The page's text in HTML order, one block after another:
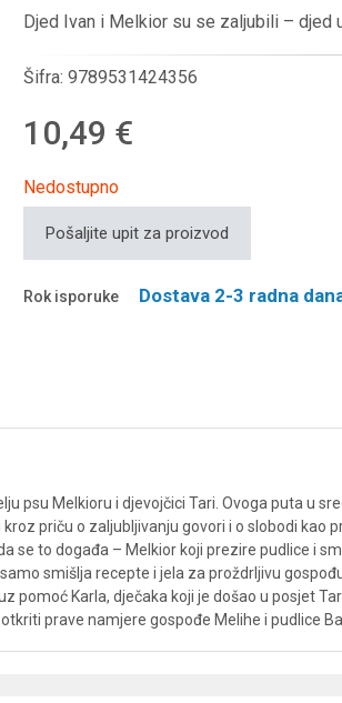
Djed Ivan i Melkior su se zaljubili – djed
Šifra: 9789531424356
10,49 €
Nedostupno
Pošaljite upit za proizvod
Rok isporuke Dostava 2-3 radna
psu Melkioru i djevojčici Tari. Ovoga puta u
priču o zaljubljivanju govori i o slobodi kao
se to događa – Melkior koji prezire pudlice i
smišlja recepte i jela za proždrljivu
pomoć Karla, dječaka koji je došao u posjet
prave namjere gospođe Melihe i pudlice